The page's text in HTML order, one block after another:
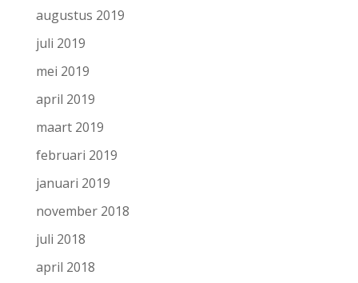
augustus 2019
juli 2019
mei 2019
april 2019
maart 2019
februari 2019
januari 2019
november 2018
juli 2018
april 2018